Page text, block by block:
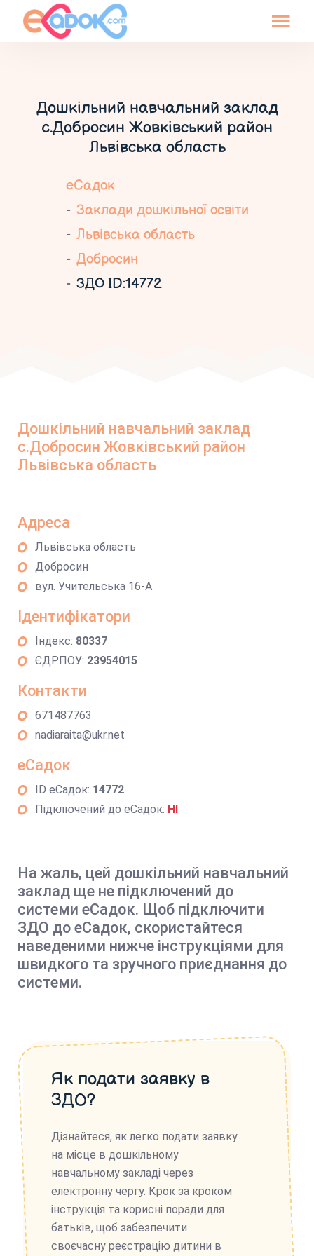
Дошкільний навчальний заклад
c.Добросин Жовківський район
Львівська область
еСадок
Заклади дошкільної освіти
Львівська область
Добросин
ЗДО ID:14772
Дошкільний навчальний заклад
c.Добросин Жовківський район
Львівська область
Адреса
Львівська область
Добросин
вул. Учительська 16-А
Ідентифікатори
Індекс: 80337
ЄДРПОУ: 23954015
Контакти
671487763
nadiaraita@ukr.net
еСадок
ID еСадок: 14772
Підключений до еСадок: НІ
На жаль, цей дошкільний навчальний
заклад ще не підключений до
системи еСадок. Щоб підключити
ЗДО до еСадок, скористайтеся
наведеними нижче інструкціями для
швидкого та зручного приєднання до
системи.
Як подати заявку в
ЗДО?
Дізнайтеся, як легко подати заявку
на місце в дошкільному
навчальному закладі через
електронну чергу. Крок за кроком
інструкція та корисні поради для
батьків, щоб забезпечити
своєчасну реєстрацію дитини в